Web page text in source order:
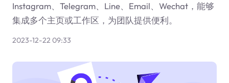
Instagram、Telegram、Line、Email、Wechat，能够
集成多个主页或工作区，为团队提供便利。
2023-12-22 09:33